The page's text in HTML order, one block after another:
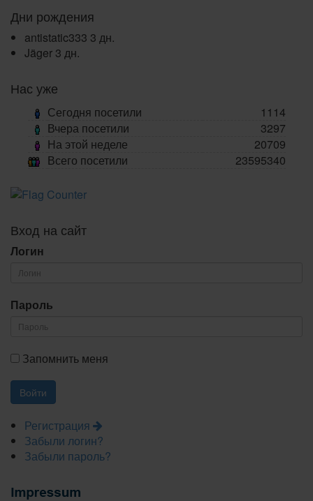
Дни рождения
antistatic333 3 дн.
Jäger 3 дн.
Нас уже
Сегодня посетили
1114
Вчера посетили
3297
На этой неделе
20709
Всего посетили
23595340
Вход на сайт
Логин
Пароль
Запомнить меня
Регистрация
Забыли логин?
Забыли пароль?